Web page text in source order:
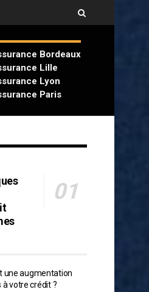
Bordeaux
Lille
Lyon
Paris
une augmentation
à votre crédit ?